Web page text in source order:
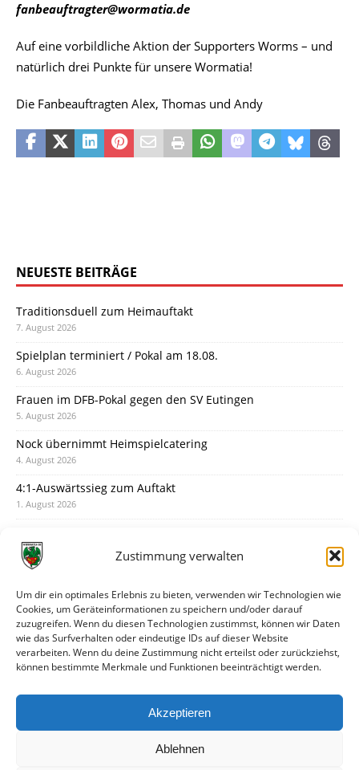
Zustimmung verwalten
Um dir ein optimales Erlebnis zu bieten, verwenden wir Technologien wie
Cookies, um Geräteinformationen zu speichern und/oder darauf
zuzugreifen. Wenn du diesen Technologien zustimmst, können wir Daten
wie das Surfverhalten oder eindeutige IDs auf dieser Website
verarbeiten. Wenn du deine Zustimmung nicht erteilst oder zurückziehst,
können bestimmte Merkmale und Funktionen beeinträchtigt werden.
Akzeptieren
Ablehnen
fanbeauftragter@wormatia.de
Auf eine vorbildliche Aktion der Supporters Worms – und
natürlich drei Punkte für unsere Wormatia!
Die Fanbeauftragten Alex, Thomas und Andy
NEUESTE BEITRÄGE
Traditionsduell zum Heimauftakt
7. August 2026
Spielplan terminiert / Pokal am 18.08.
6. August 2026
Frauen im DFB-Pokal gegen den SV Eutingen
5. August 2026
Nock übernimmt Heimspielcatering
4. August 2026
4:1-Auswärtssieg zum Auftakt
1. August 2026
31. Juli 2026
30. Juli 2026
Deine Spielminute: 89+1
28. Juli 2026
Neuer Rückensponsor
Neue Podcast-Folge: So tickt Björn!
27. Juli 2026